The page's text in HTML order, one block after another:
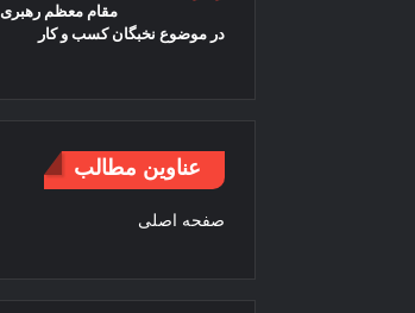
مقام معظم رهبری
در موضوع نخبگان کسب و کار
عناوین مطالب
صفحه اصلی